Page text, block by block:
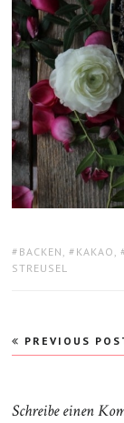
TAGS:
BACKEN , KAKAO ,
STREUSEL
PREVIOUS
Schreibe einen